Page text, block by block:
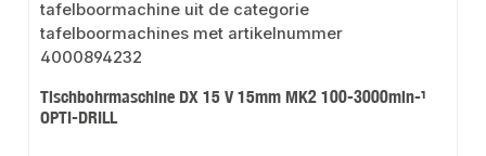
Tischbohrmaschine DX 15 V 15mm MK2 100-3000min-¹
OPTI-DRILL